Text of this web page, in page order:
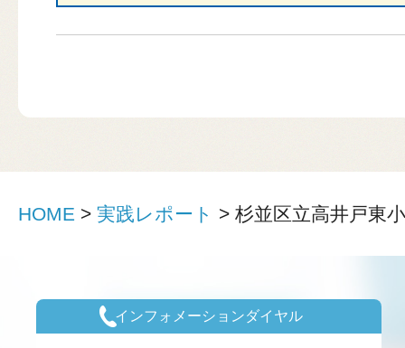
HOME > 実践レポート > 杉並区立高井戸東
インフォメーションダイヤル